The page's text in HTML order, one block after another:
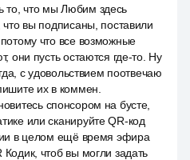
то, что мы Любим здесь
вы подписаны, поставили
что все возможные
они пусть остаются где-то. Ну
с удовольствием поотвечаю
их в коммен.
спонсором на бусте,
или сканируйте QR-код
в целом ещё время эфира
чтоб вы могли задать